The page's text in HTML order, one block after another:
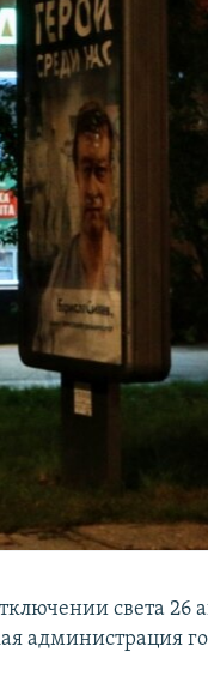
света 26
администрация